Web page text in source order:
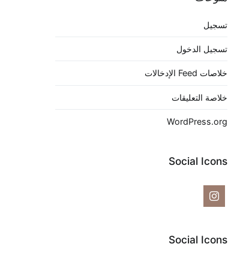
تسجيل
تسجيل الدخول
خلاصات Feed الإدخالات
خلاصة التعليقات
WordPress.org
Social Icons
Social Icons